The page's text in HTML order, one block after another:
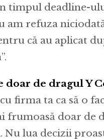
timpul deadline-
am refuza
că au aplicat
de dragul Y
firma ta ca să o
frumoasă doar de
Nu lua decizii